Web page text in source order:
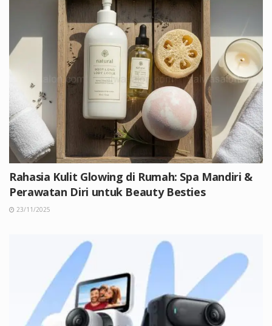
Rahasia Kulit Glowing di Rumah: Spa Mandiri &
Perawatan Diri untuk Beauty Besties
23/11/2025